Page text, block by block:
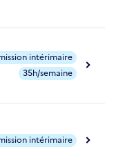
intérimaire
35h/semaine
intérimaire